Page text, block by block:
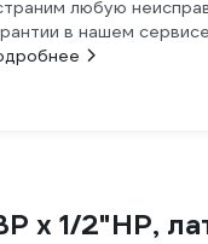
любую
в нашем сервисе
х 1/2"НР,